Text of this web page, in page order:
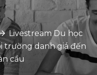
Livestream Du học
trường danh giá đến
cầu